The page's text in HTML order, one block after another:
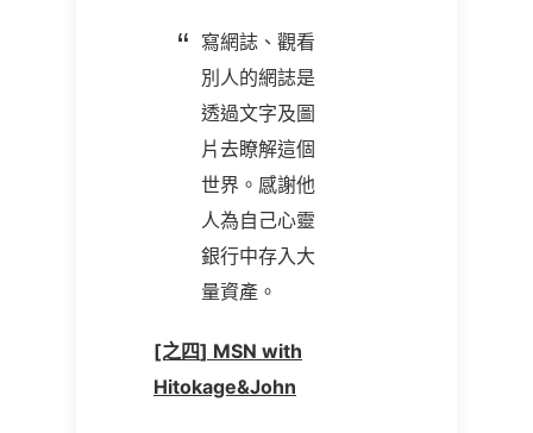
寫網誌、觀看
別人的網誌是
透過文字及圖
片去瞭解這個
世界。感謝他
人為自己心靈
銀行中存入大
量資產。
[之四] MSN with
Hitokage&John